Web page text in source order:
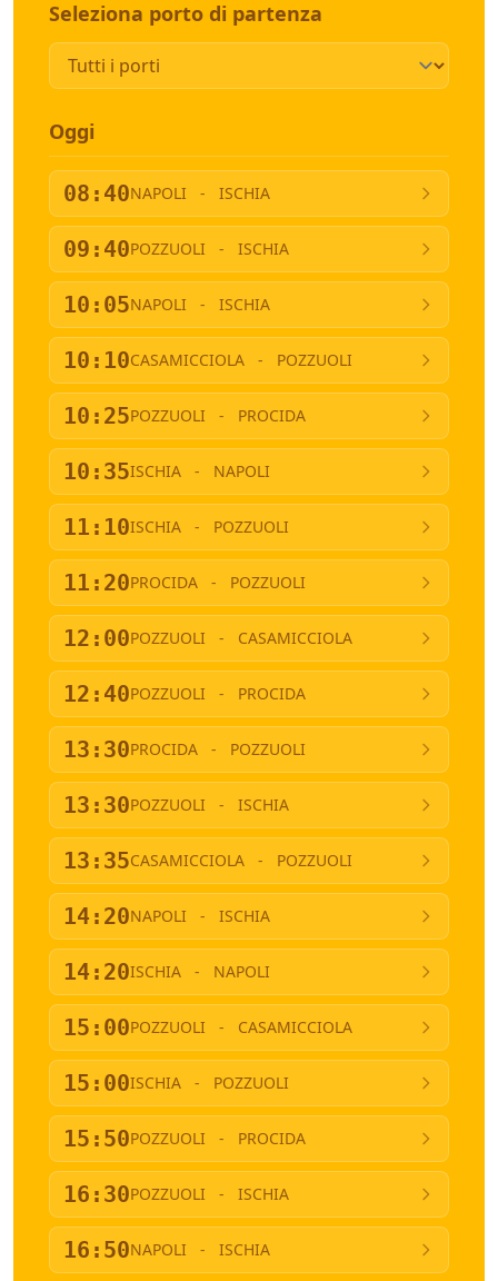
Seleziona porto di partenza
Oggi
08:40NAPOLI - ISCHIA
09:40POZZUOLI - ISCHIA
10:05NAPOLI - ISCHIA
10:10CASAMICCIOLA - POZZUOLI
10:25POZZUOLI - PROCIDA
10:35ISCHIA - NAPOLI
11:10ISCHIA - POZZUOLI
11:20PROCIDA - POZZUOLI
12:00POZZUOLI - CASAMICCIOLA
12:40POZZUOLI - PROCIDA
13:30PROCIDA - POZZUOLI
13:30POZZUOLI - ISCHIA
13:35CASAMICCIOLA - POZZUOLI
14:20NAPOLI - ISCHIA
14:20ISCHIA - NAPOLI
15:00POZZUOLI - CASAMICCIOLA
15:00ISCHIA - POZZUOLI
15:50POZZUOLI - PROCIDA
16:30POZZUOLI - ISCHIA
16:50NAPOLI - ISCHIA